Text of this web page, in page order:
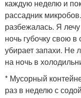
каждую неделю и
рассадник
разбежалась. Я
ночь губочку свою
убирает запахи. Не
на ночь в
* Мусорный
раз в неделю с